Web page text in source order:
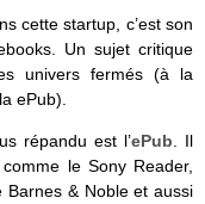
cette startup, c’est son
Un sujet critique
univers fermés (à la
ePub).
répandu est l’ePub . Il
le Sony Reader,
Barnes & Noble et aussi